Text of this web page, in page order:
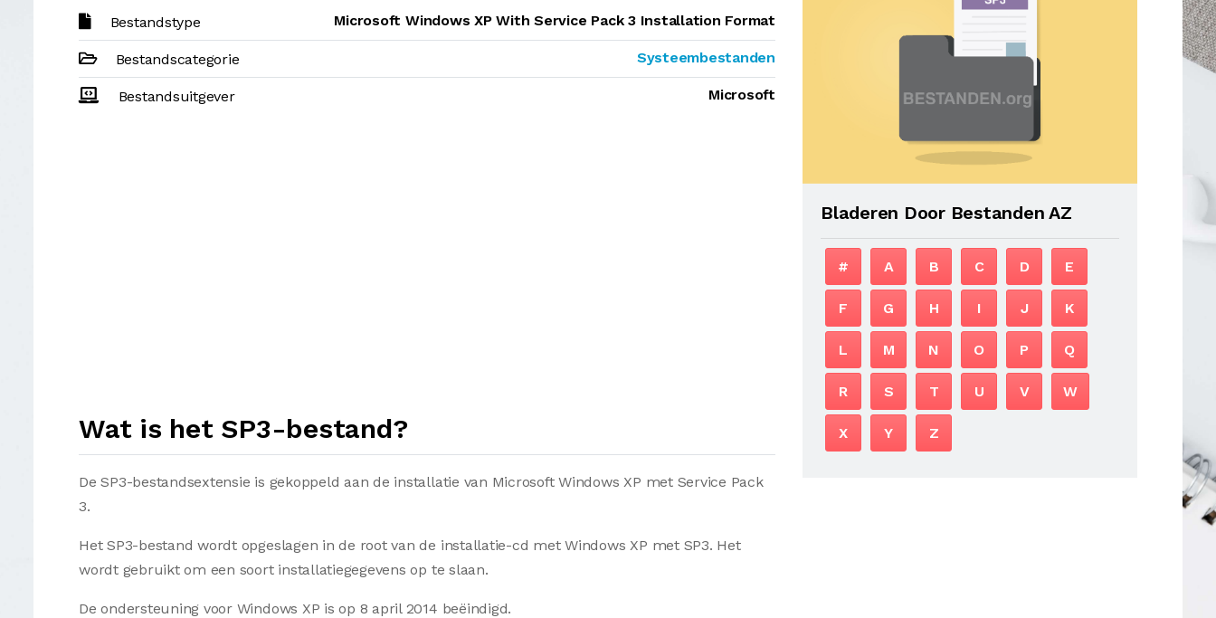
Bestandstype Microsoft Windows XP With Service Pack 3 Installation Format
Bestandscategorie Systeembestanden
Bestandsuitgever Microsoft
Wat is het SP3-bestand?
De SP3-bestandsextensie is gekoppeld aan de installatie van Microsoft Windows XP met Service Pack
3.
Het SP3-bestand wordt opgeslagen in de root van de installatie-cd met Windows XP met SP3. Het
wordt gebruikt om een soort installatiegegevens op te slaan.
De ondersteuning voor Windows XP is op 8 april 2014 beëindigd.
Bladeren Door Bestanden AZ
# A B C D E
F G H I J K
L M N O P Q
R S T U V W
X Y Z